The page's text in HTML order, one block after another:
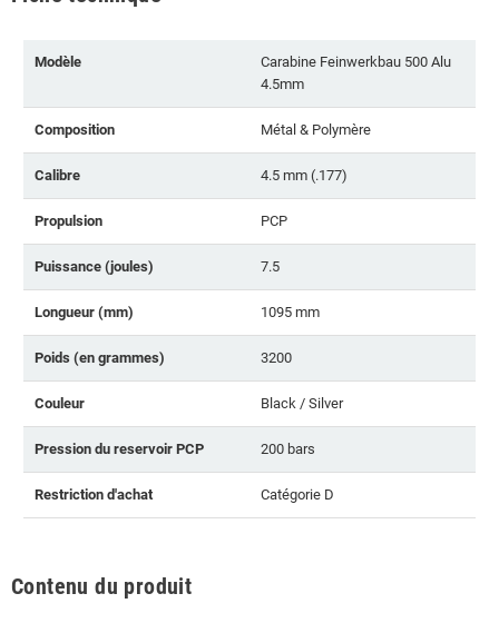
Modèle
Carabine Feinwerkbau 500 Alu
4.5mm
Composition Métal & Polymère
Calibre 4.5 mm (.177)
Propulsion PCP
Puissance (joules) 7.5
Longueur (mm) 1095 mm
Poids (en grammes) 3200
Couleur Black / Silver
Pression du reservoir PCP 200 bars
Restriction d'achat Catégorie D
Contenu du produit